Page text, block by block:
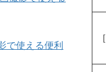
で使える便利
［